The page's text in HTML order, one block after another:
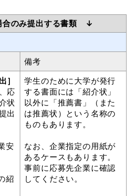
のみ提出する書類 ↓
備考
］
応
状
出
安
紹
学生のために大学が発行
する書面には「紹介状」
以外に「推薦書」（また
は推薦状）という名称の
ものもあります。
なお、企業指定の用紙が
あるケースもあります。
事前に応募先企業に確認
してください。